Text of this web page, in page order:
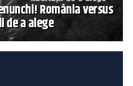
România versus
a alege